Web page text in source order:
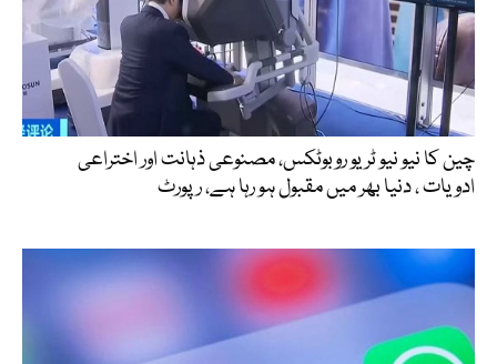
چین کا نیو نیو ٹریو روبوٹکس، مصنوعی ذہانت اور اختراعی
ادویات ، دنیا بھر میں مقبول ہو رہا ہے، رپورٹ